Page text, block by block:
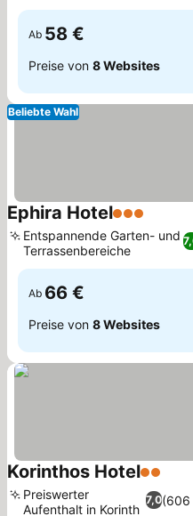
Ab 58 €
Preise von 8 Websites
Beliebte Wahl
Ephira Hotel3 Sterne
Entspannende Garten- und
Terrassenbereiche
Ab 66 €
Preise von 8 Websites
Korinthos Hotel2 Sterne
7,0(606
Preiswerter
Aufenthalt in Korinth